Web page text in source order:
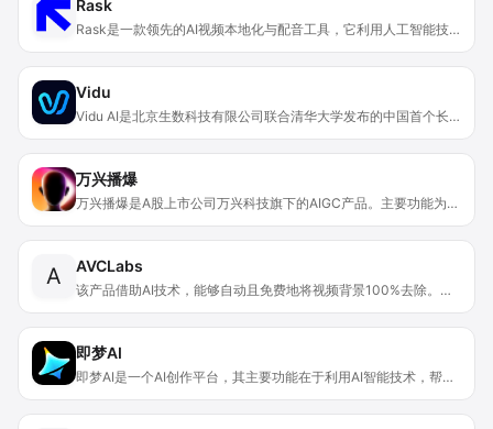
Rask
Rask是一款领先的AI视频本地化与配音工具，它利用人工智能技术为全球企业提供音频和视频的配音服务，支持APP和API两种使用方式。该工具的重要性在于能够帮助企业在全球范围内扩大影响力，提高内容的传播效率。其主要优点包括可以自动将视频和音频翻译成130种语言，支持多种格式的文件处理，具备强大的API可以实现自动化翻译，能节省时间和成本。价格方面，提供免费的试用版本，也有企业级的付费方案可供选择。目标定位是为全球的企业和机构提供高效、准确的视频本地化和配音解决方案。
Vidu
Vidu AI是北京生数科技有限公司联合清华大学发布的中国首个长时长、高一致性、高动态性视频大模型。它可将文本和图片转化为高质量视频，支持文生视频、图生视频和参考生视频等多种创作模式。该模型专为独立创作者和团队打造，简化了动态视频、2D动画及多种艺术风格的制作流程，具备强大的语义理解能力和高级镜头运动设计，消除复杂制作流程，让创作者专注创意。从低分辨率到高清1080p输出，有极高灵活性和效率。所有用户可获得一定数量免费积分生成视频，高度重视用户数据安全和隐私。它广泛应用于社交媒体内容创作、专业视频制作和商业广告等多个行业。
万兴播爆
万兴播爆是A股上市公司万兴科技旗下的AIGC产品。主要功能为AI数字人定制、IP人设定位、声像复刻等，提供一站式IP营销解决方案。其重要性在于能助力个人或企业高效打造个人IP，节省营销成本与时间。主要优点包括功能一站式集成，操作相对便捷，可快速生成专业短视频内容。产品定位为满足个人和企业在短视频营销、个人IP打造方面的需求，价格信息未提及。
A AVCLabs
该产品借助AI技术，能够自动且免费地将视频背景100%去除。其重要性在于为用户提供了便捷、高效的视频处理能力，让视频编辑变得更加轻松。主要优点是操作自动化、免费使用、处理效果好。产品由AVCLabs推出，定位是为用户提供多彩多媒体生活的AI技术解决方案，无需付费即可使用相关功能。
即梦AI
即梦AI是一个AI创作平台，其主要功能在于利用AI智能技术，帮助用户将想象转化为现实中的艺术作品。该平台支持文字绘图、文字生成视频以及图片生成视频等多种创作方式，能激发用户的艺术创意，提升绘画和视频创作体验。重要性在于为创作者提供了更加便捷、高效的创作工具，降低了创作门槛。主要优点包括支持2K高清图片生成、视频生成支持多镜头及运镜、数字人动作模仿响应灵动等。产品定位为一站式AI创作平台，价格信息未提及。